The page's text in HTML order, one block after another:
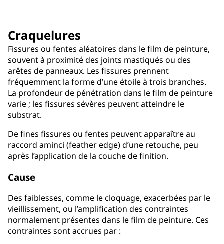
Craquelures
Fissures ou fentes aléatoires dans le film de peinture,
souvent à proximité des joints mastiqués ou des
arêtes de panneaux. Les fissures prennent
fréquemment la forme d’une étoile à trois branches.
La profondeur de pénétration dans le film de peinture
varie ; les fissures sévères peuvent atteindre le
substrat.
De fines fissures ou fentes peuvent apparaître au
raccord aminci (feather edge) d’une retouche, peu
après l’application de la couche de finition.
Cause
Des faiblesses, comme le cloquage, exacerbées par le
vieillissement, ou l’amplification des contraintes
normalement présentes dans le film de peinture. Ces
contraintes sont accrues par :